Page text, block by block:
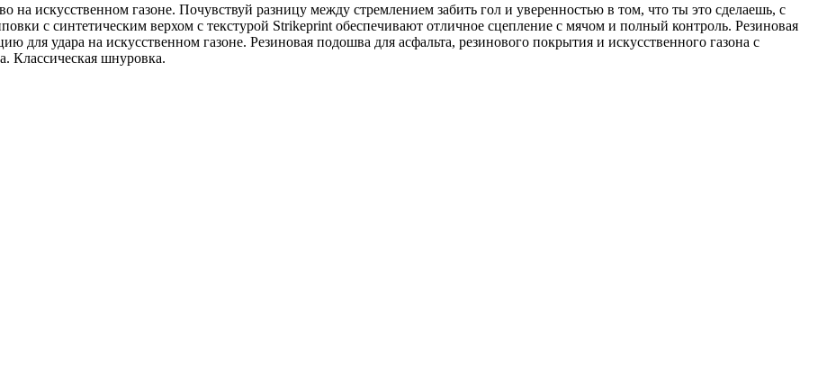
на искусственном газоне. Почувствуй разницу между стремлением забить гол и уверенностью в том, что ты это сделаешь, с
с синтетическим верхом с текстурой Strikeprint обеспечивают отличное сцепление с мячом и полный контроль. Резиновая
для удара на искусственном газоне. Резиновая подошва для асфальта, резинового покрытия и искусственного газона с
Классическая шнуровка.